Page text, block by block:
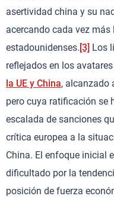
asertividad china y su
acercando cada vez
estadounidenses. [3] Los
reflejados en los
la UE y China, alcanzado
pero cuya ratificación se
escalada de sanciones
crítica europea a la
China. El enfoque inicial
dificultado por la
posición de fuerza